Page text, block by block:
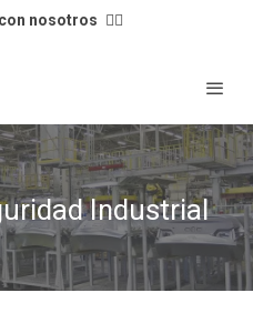
nosotros 👈🏼
Industrial